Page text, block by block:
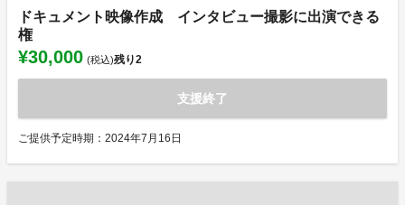
ドキュメント映像作成 インタビュー撮影に出演できる
権
¥30,000 (税込)残り2
支援終了
ご提供予定時期：2024年7月16日